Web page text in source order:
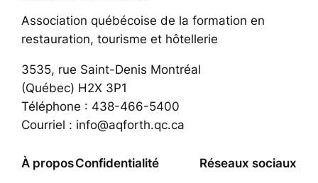
Association québécoise de la formation en
restauration, tourisme et hôtellerie
3535, rue Saint-Denis Montréal
(Québec) H2X 3P1
Téléphone : 438-466-5400
Courriel : info@aqforth.qc.ca
À proposConfidentialité Réseaux sociaux